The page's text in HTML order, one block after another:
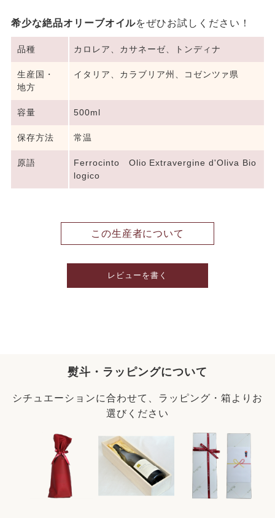
希少な絶品オリーブオイルをぜひお試しください！
品種 カロレア、カサネーゼ、トンディナ
生産国・
地方
イタリア、カラブリア州、コゼンツァ県
容量 500ml
保存方法 常温
原語
Ferrocinto Olio Extravergine d'Oliva Bio
logico
この生産者について
レビューを書く
熨斗・ラッピングについて
シチュエーションに合わせて、ラッピング・箱よりお
選びください